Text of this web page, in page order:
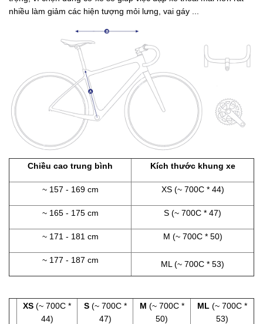
nhiều làm giảm các hiện tượng mỏi lưng, vai gáy ...
Chiều cao trung bình Kích thước khung xe
~ 157 - 169 cm XS (~ 700C * 44)
~ 165 - 175 cm S (~ 700C * 47)
~ 171 - 181 cm M (~ 700C * 50)
~ 177 - 187 cm ML (~ 700C * 53)
XS (~ 700C *
44)
S (~ 700C *
47)
M (~ 700C *
50)
ML (~ 700C *
53)